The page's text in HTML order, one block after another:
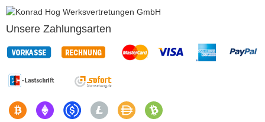
Unsere Zahlungsarten